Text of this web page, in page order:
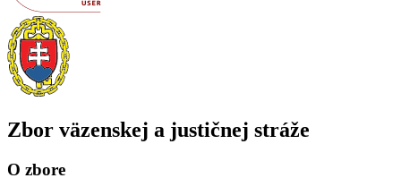
Zbor väzenskej a justičnej stráže
O zbore